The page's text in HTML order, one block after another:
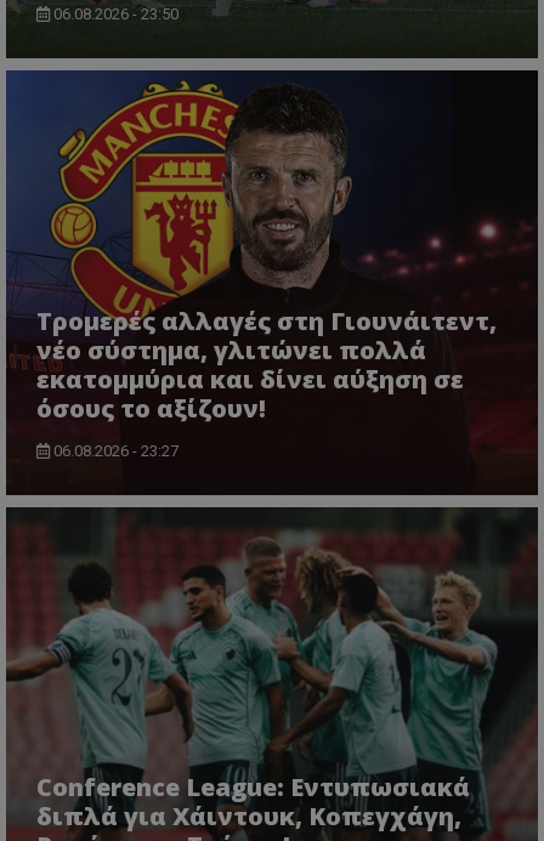
06.08.2026 - 23:50
Τρομερές αλλαγές στη Γιουνάιτεντ,
νέο σύστημα, γλιτώνει πολλά
εκατομμύρια και δίνει αύξηση σε
όσους το αξίζουν!
06.08.2026 - 23:27
Conference League: Εντυπωσιακά
διπλά για Χάιντουκ, Κοπεγχάγη,